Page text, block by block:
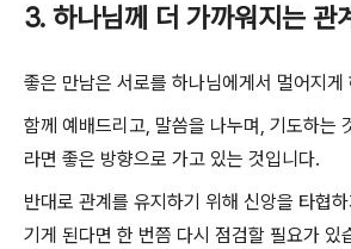
3. 하나님께 더 가까워지는 관
좋은 만남은 서로를 하나님에게서 멀어지게
함께 예배드리고, 말씀을 나누며, 기도하는
라면 좋은 방향으로 가고 있는 것입니다.
반대로 관계를 유지하기 위해 신앙을 타협
기게 된다면 한 번쯤 다시 점검할 필요가 있